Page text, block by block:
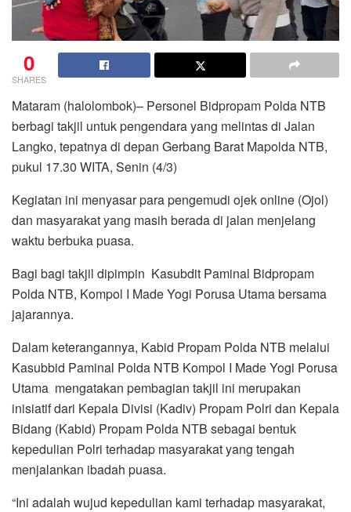
0
SHARES
Mataram (halolombok)– Personel Bidpropam Polda NTB
berbagi takjil untuk pengendara yang melintas di Jalan
Langko, tepatnya di depan Gerbang Barat Mapolda NTB,
pukul 17.30 WITA, Senin (4/3)
Kegiatan ini menyasar para pengemudi ojek online (Ojol)
dan masyarakat yang masih berada di jalan menjelang
waktu berbuka puasa.
Bagi bagi takjil dipimpin Kasubdit Paminal Bidpropam
Polda NTB, Kompol I Made Yogi Porusa Utama bersama
jajarannya.
Dalam keterangannya, Kabid Propam Polda NTB melalui
Kasubbid Paminal Polda NTB Kompol I Made Yogi Porusa
Utama mengatakan pembagian takjil ini merupakan
inisiatif dari Kepala Divisi (Kadiv) Propam Polri dan Kepala
Bidang (Kabid) Propam Polda NTB sebagai bentuk
kepedulian Polri terhadap masyarakat yang tengah
menjalankan ibadah puasa.
“Ini adalah wujud kepedulian kami terhadap masyarakat,